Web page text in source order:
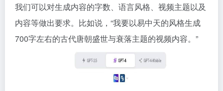
我们可以对生成内容的字数、语言风格、视频主题以及
内容等做出要求。比如说，“我要以易中天的风格生成
700字左右的古代唐朝盛世与衰落主题的视频内容。”